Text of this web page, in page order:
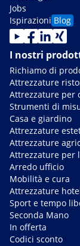
Jobs
Ispirazioni Blog
I nostri
Richiamo di
Attrezzature
Attrezzature per
Strumenti di
Casa e giardino
Attrezzature
Attrezzature
Attrezzature per
Arredo ufficio
Mobilità e cura
Attrezzature
Sport e tempo
Seconda Mano
In offerta
Codici sconto